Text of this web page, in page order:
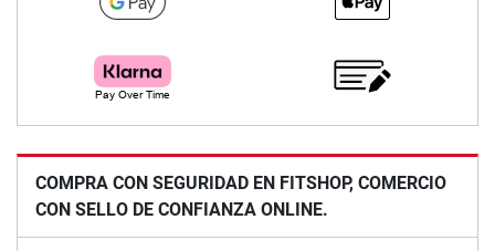
COMPRA CON SEGURIDAD EN FITSHOP, COMERCIO
CON SELLO DE CONFIANZA ONLINE.